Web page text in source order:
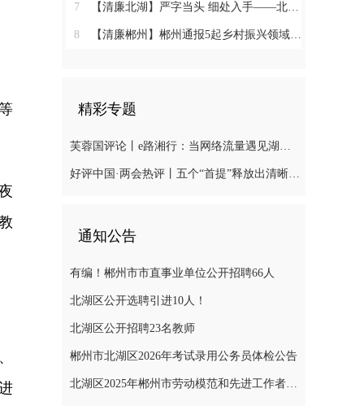
7 【清廉北湖】严字当头 细处入手——北湖区纪委监委坚决纠治“四风”顽瘴痼疾
8 【清廉郴州】郴州通报5起乡村振兴领域不正之风和腐败问题典型案例
精彩专题
芙蓉国评论丨e路湘行：当网络流量遇见湖湘“留量
好评中国·两会热评丨五个“首提”释放出清晰“绿色信号”
通知公告
有编！郴州市市直事业单位公开招聘66人
北湖区公开选聘引进10人！
北湖区公开招聘23名教师
郴州市北湖区2026年考试录用公务员体检公告
北湖区2025年郴州市劳动模范和先进工作者推荐对象公示